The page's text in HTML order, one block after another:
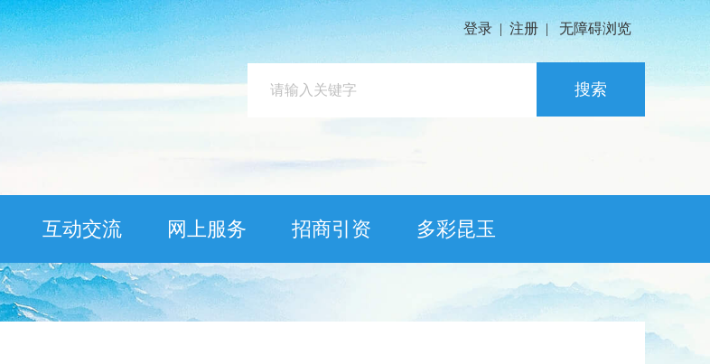
登录 | 注册 | 无障碍浏览
搜索
互动交流 网上服务 招商引资 多彩昆玉